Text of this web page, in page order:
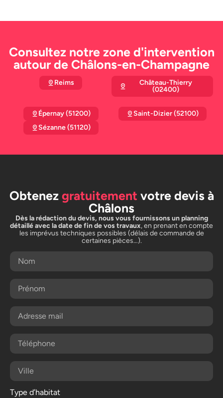
Consultez notre zone d'intervention
autour de Châlons-en-Champagne
Reims
Château-Thierry
(02400)
Épernay (51200)
Saint-Dizier (52100)
Sézanne (51120)
Obtenez gratuitement votre devis à
Châlons
Dès la rédaction du devis, nous vous fournissons un planning
détaillé avec la date de fin de vos travaux, en prenant en compte
les imprévus techniques possibles (délais de commande de
certaines pièces…).
Type d’habitat